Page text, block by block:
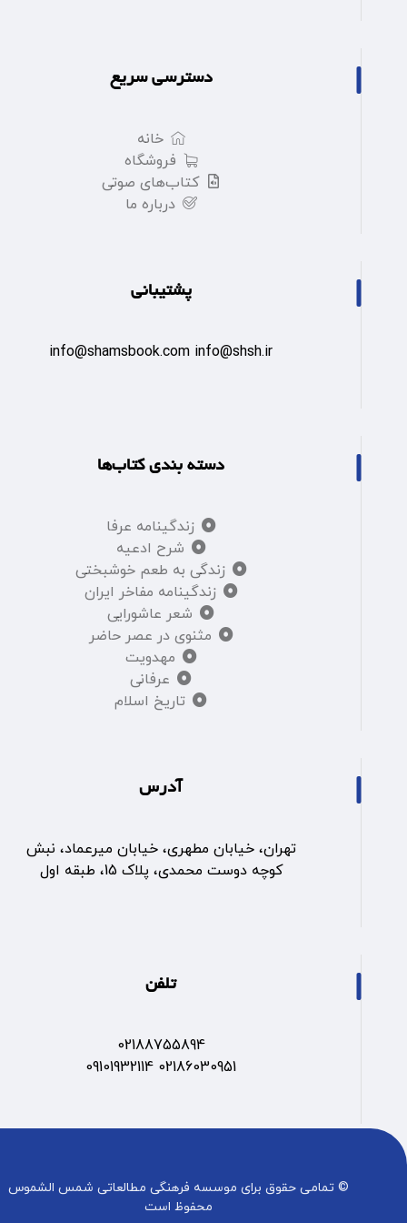
دسترسی سریع
خانه
فروشگاه
کتاب‌های صوتی
درباره ما
پشتیبانی
info@shamsbook.com info@shsh.ir
دسته بندی کتاب‌ها
زندگینامه عرفا
شرح ادعیه
زندگی به طعم خوشبختی
زندگینامه مفاخر ایران
شعر عاشورایی
مثنوی در عصر حاضر
مهدویت
عرفانی
تاریخ اسلام
آدرس
تهران، خیابان مطهری، خیابان میرعماد، نبش
کوچه دوست محمدی، پلاک 15، طبقه اول
تلفن
02188755894
02186030951 09101932114
© تمامی حقوق برای موسسه فرهنگی مطالعاتی شمس الشموس
محفوظ است